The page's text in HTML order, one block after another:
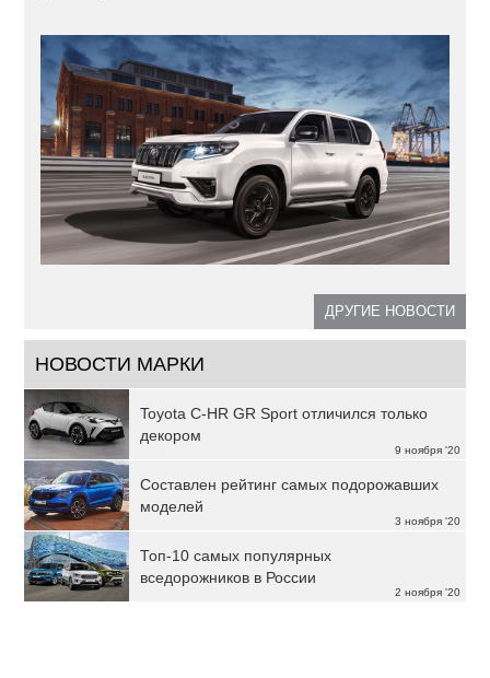
ДРУГИЕ НОВОСТИ
НОВОСТИ МАРКИ
9 ноября '20
Toyota C-HR GR Sport отличился только
декором
3 ноября '20
Составлен рейтинг самых подорожавших
моделей
2 ноября '20
Топ-10 самых популярных
вседорожников в России